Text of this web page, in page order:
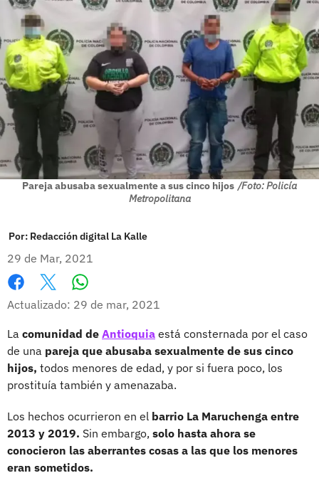
Pareja abusaba sexualmente a sus cinco hijos /Foto: Policía
Metropolitana
Por: Redacción digital La Kalle
29 de Mar, 2021
Facebook
X
Actualizado: 29 de mar, 2021
La comunidad de Antioquia está consternada por el caso
de una pareja que abusaba sexualmente de sus cinco
hijos, todos menores de edad, y por si fuera poco, los
prostituía también y amenazaba.
Los hechos ocurrieron en el barrio La Maruchenga entre
2013 y 2019. Sin embargo, solo hasta ahora se
conocieron las aberrantes cosas a las que los menores
eran sometidos.